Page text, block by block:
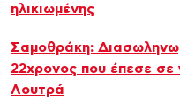
ηλικιωμένης
Σαμοθράκη:
22χρονος που έπεσε
Λουτρά